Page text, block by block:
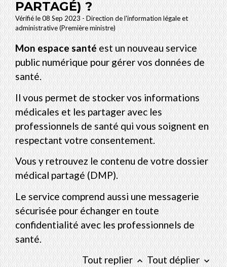
PARTAGÉ) ?
Vérifié le 08 Sep 2023 - Direction de l'information légale et
administrative (Première ministre)
Mon espace santéest un nouveau service
public numérique pour gérer vos données de
santé.
Il vous permet de stocker vos informations
médicales et les partager avec les
professionnels de santé qui vous soignent en
respectant votre consentement.
Vous y retrouvez le contenu de votre dossier
médical partagé (DMP).
Le service comprend aussi une messagerie
sécurisée pour échanger en toute
confidentialité avec les professionnels de
santé.
Tout replierkeyboard_arrow_up Tout déplier keyboard_arrow_down